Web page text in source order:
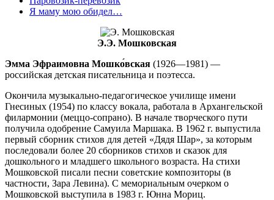
Я маму мою обидел…
Э.Э. Мошковская
Эмма Эфраимовна Мошко́вская (1926—1981) —
российская детская писательница и поэтесса.
Окончила музыкально-педагогическое училище имени
Гнесиных (1954) по классу вокала, работала в Архангельской
филармонии (меццо-сопрано). В начале творческого пути
получила одобрение Самуила Маршака. В 1962 г. выпустила
первый сборник стихов для детей «Дядя Шар», за которым
последовали более 20 сборников стихов и сказок для
дошкольного и младшего школьного возраста. На стихи
Мошковской писали песни советские композиторы (в
частности, Зара Левина). С мемориальным очерком о
Мошковской выступила в 1983 г. Юнна Мориц.